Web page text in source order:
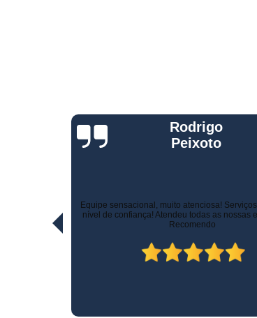
Jorge
Rizzotti
Quando comprei fui muito bem atendido na
pelo suporte! Não demoraram para marcar a
técnico tomou todo cuidado com meu carro.
veículo e vou instalar no outro!